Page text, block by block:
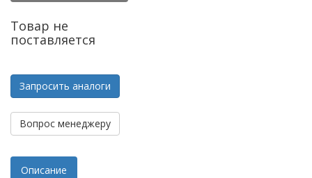
Товар не
поставляется
Запросить аналоги
Вопрос менеджеру
Описание